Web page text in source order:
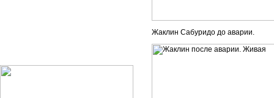
Жаклин Сабуридо до аварии.